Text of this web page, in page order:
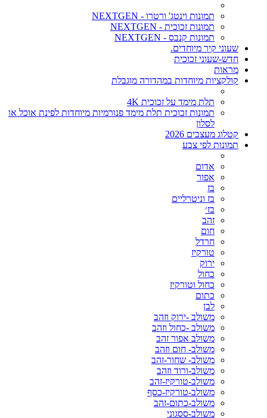
תמונות וינטג' ורטרו - NEXTGEN
תמונות זכוכית - NEXTGEN
תמונות קנבס - NEXTGEN
שעוני קיר מיוחדים.
חדש-שעוני זכוכית
מראות
קולקציות מיוחדות במהדורה מוגבלת
תלת מימד על זכוכית 4K
תמונות זכוכית תלת מימד פנורמיות מיוחדות לפינת אוכל או
לסלון
קטלוג מעצבים 2026
תמונות לפי צבע
אדום
אפור
בז
בז וניטרליים
בז׳
זהב
חום
חרדל
טורקיז
ירוק
כחול
כחול וטורקיז
כתום
לבן
משולב -ירוק וזהב
משולב -כחול וזהב
משולב אפור זהב
משולב- חום וזהב
משולב- שחור-זהב
משולב-ורוד וזהב
משולב-טורקיז-זהב
משולב-טורקיז-כסף
משולב-כתום-זהב
משולב-ססגוני